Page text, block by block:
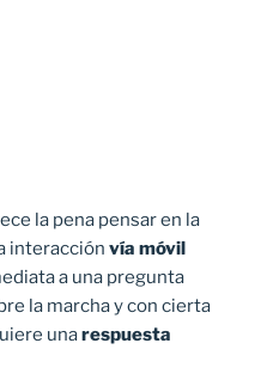
la pena pensar en la
interacción vía móvil
a una pregunta
la marcha y con cierta
unarespuesta